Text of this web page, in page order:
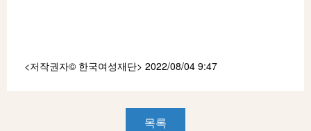
<저작권자© 한국여성재단> 2022/08/04 9:47
목록